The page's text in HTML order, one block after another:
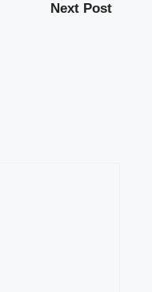
Next Post